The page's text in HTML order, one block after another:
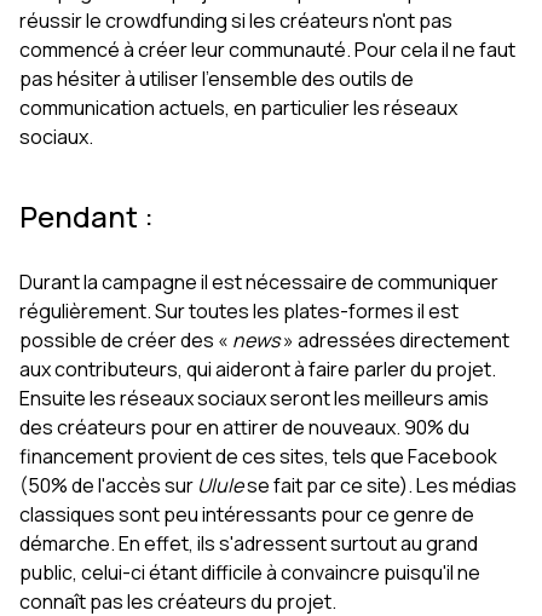
réussir le crowdfunding si les créateurs n'ont pas
commencé à créer leur communauté. Pour cela il ne faut
pas hésiter à utiliser l'ensemble des outils de
communication actuels, en particulier les réseaux
sociaux.
Pendant :
Durant la campagne il est nécessaire de communiquer
régulièrement. Sur toutes les plates-formes il est
possible de créer des « news» adressées directement
aux contributeurs, qui aideront à faire parler du projet.
Ensuite les réseaux sociaux seront les meilleurs amis
des créateurs pour en attirer de nouveaux. 90% du
financement provient de ces sites, tels que Facebook
(50% de l'accès sur Ululese fait par ce site). Les médias
classiques sont peu intéressants pour ce genre de
démarche. En effet, ils s'adressent surtout au grand
public, celui-ci étant difficile à convaincre puisqu'il ne
connaît pas les créateurs du projet.